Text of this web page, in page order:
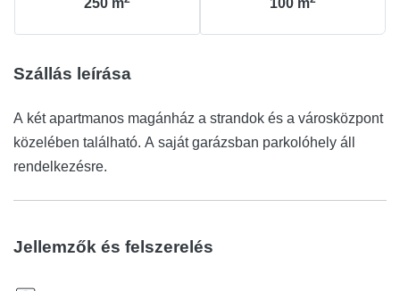
250 m 100 m
Szállás leírása
A két apartmanos magánház a strandok és a városközpont
közelében található. A saját garázsban parkolóhely áll
rendelkezésre.
Jellemzők és felszerelés